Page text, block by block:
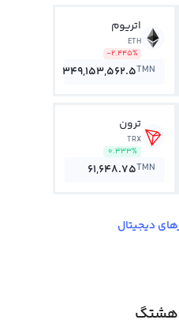
اتریوم
ETH
-2.445%
349,153,562.5TMN
ترون
TRX
0.333%
61,648.75TMN
دیجیتال
هشتگ